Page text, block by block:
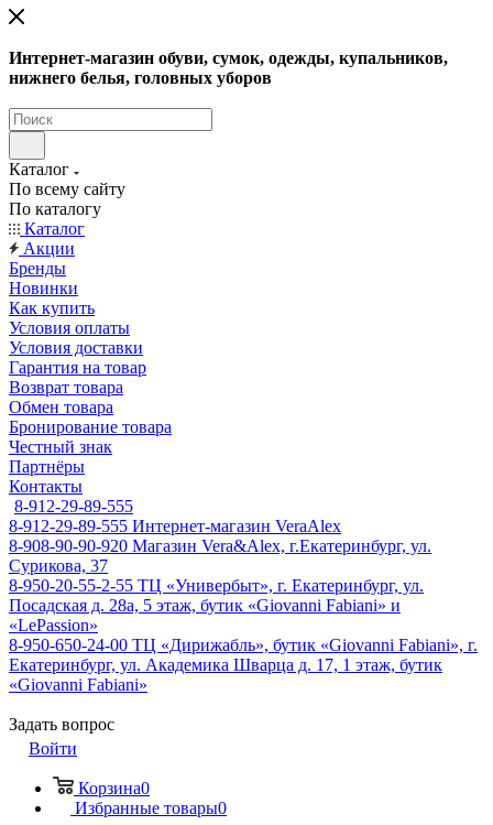
Интернет-магазин обуви, сумок, одежды, купальников,
нижнего белья, головных уборов
Каталог
По всему сайту
По каталогу
Каталог
Акции
Бренды
Новинки
Как купить
Условия оплаты
Условия доставки
Гарантия на товар
Возврат товара
Обмен товара
Бронирование товара
Честный знак
Партнёры
Контакты
8-912-29-89-555
8-912-29-89-555 Интернет-магазин VeraAlex
8-908-90-90-920 Магазин Vera&Alex, г.Екатеринбург, ул.
Сурикова, 37
8-950-20-55-2-55 ТЦ «Универбыт», г. Екатеринбург, ул.
Посадская д. 28а, 5 этаж, бутик «Giovanni Fabiani» и
«LePassion»
8-950-650-24-00 ТЦ «Дирижабль», бутик «Giovanni Fabiani», г.
Екатеринбург, ул. Академика Шварца д. 17, 1 этаж, бутик
«Giovanni Fabiani»
Задать вопрос
Войти
Корзина0
Избранные товары0